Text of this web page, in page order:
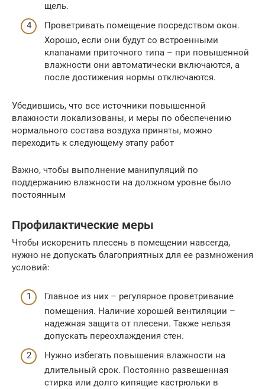
щель.
Проветривать помещение посредством окон.
Хорошо, если они будут со встроенными
клапанами приточного типа – при повышенной
влажности они автоматически включаются, а
после достижения нормы отключаются.
Убедившись, что все источники повышенной
влажности локализованы, и меры по обеспечению
нормального состава воздуха приняты, можно
переходить к следующему этапу работ
Важно, чтобы выполнение манипуляций по
поддержанию влажности на должном уровне было
постоянным
Профилактические меры
Чтобы искоренить плесень в помещении навсегда,
нужно не допускать благоприятных для ее размножения
условий:
Главное из них – регулярное проветривание
помещения. Наличие хорошей вентиляции –
надежная защита от плесени. Также нельзя
допускать переохлаждения стен.
Нужно избегать повышения влажности на
длительный срок. Постоянно развешенная
стирка или долго кипящие кастрюльки в